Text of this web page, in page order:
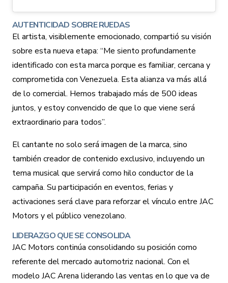
AUTENTICIDAD SOBRE RUEDAS
El artista, visiblemente emocionado, compartió su visión
sobre esta nueva etapa: “Me siento profundamente
identificado con esta marca porque es familiar, cercana y
comprometida con Venezuela. Esta alianza va más allá
de lo comercial. Hemos trabajado más de 500 ideas
juntos, y estoy convencido de que lo que viene será
extraordinario para todos”.
El cantante no solo será imagen de la marca, sino
también creador de contenido exclusivo, incluyendo un
tema musical que servirá como hilo conductor de la
campaña. Su participación en eventos, ferias y
activaciones será clave para reforzar el vínculo entre JAC
Motors y el público venezolano.
LIDERAZGO QUE SE CONSOLIDA
JAC Motors continúa consolidando su posición como
referente del mercado automotriz nacional. Con el
modelo JAC Arena liderando las ventas en lo que va de